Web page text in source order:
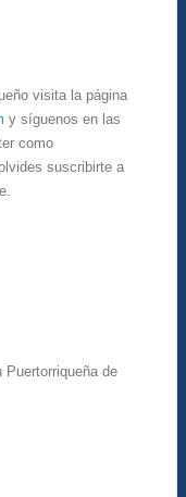
visita la página
y síguenos en las
como
suscribirte a
Puertorriqueña de